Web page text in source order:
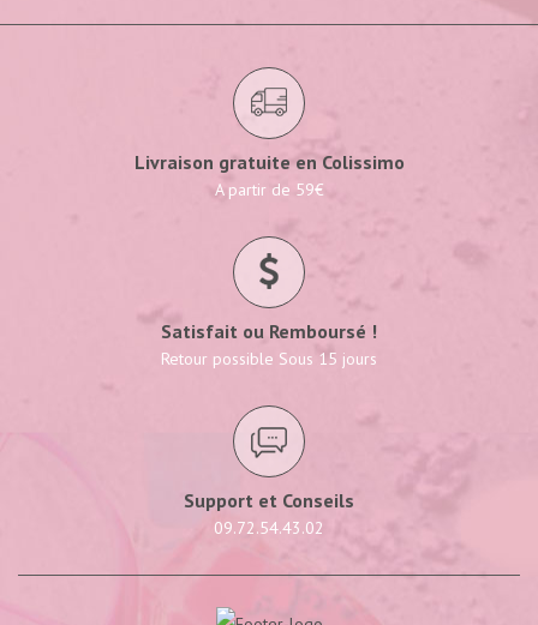
Livraison gratuite en Colissimo
A partir de 59€
Satisfait ou Remboursé !
Retour possible Sous 15 jours
Support et Conseils
09.72.54.43.02